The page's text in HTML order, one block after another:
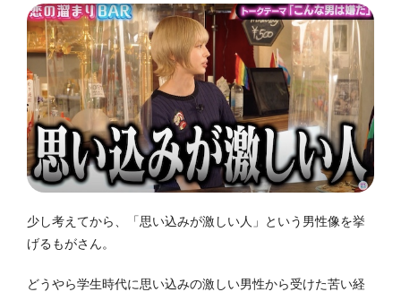
少し考えてから、「思い込みが激しい人」という男性像を挙
げるもがさん。
どうやら学生時代に思い込みの激しい男性から受けた苦い経